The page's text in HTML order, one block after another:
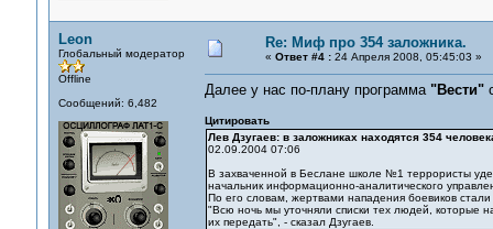
Leon
Глобальный модератор
Offline
Сообщений: 6,482
Re: Миф про 354 заложника.
« Ответ #4 :24 Апреля 2008, 05:45:03 »
Далее у нас по-плану программа "Вести"
Цитировать
Лев Дзугаев: в заложниках находятся 354
02.09.2004 07:06
В захваченной в Беслане школе №1 террористы
начальник информационно-аналитического
По его словам, жертвами нападения боевиков
"Всю ночь мы уточняли списки тех людей, которые
их передать", - сказал Дзугаев.